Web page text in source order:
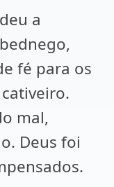
a
fé para os
mal,
Deus foi